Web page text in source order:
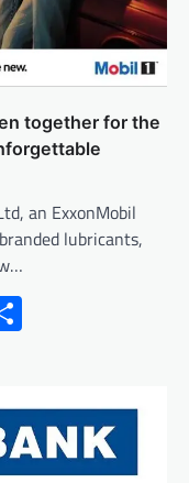
together for the
an ExxonMobil
lubricants,